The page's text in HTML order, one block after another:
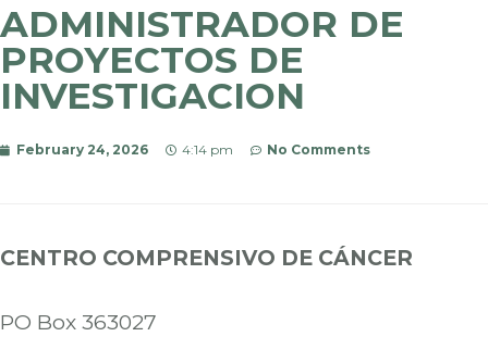
ADMINISTRADOR DE
PROYECTOS DE
INVESTIGACION
February 24, 2026 4:14 pm No Comments
CENTRO COMPRENSIVO DE CÁNCER
PO Box 363027